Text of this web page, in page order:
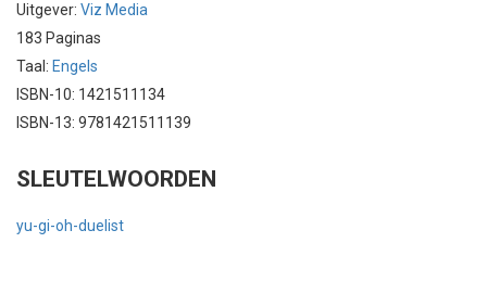
Uitgever: Viz Media
183 Paginas
Taal: Engels
ISBN-10: 1421511134
ISBN-13: 9781421511139
SLEUTELWOORDEN
yu-gi-oh-duelist